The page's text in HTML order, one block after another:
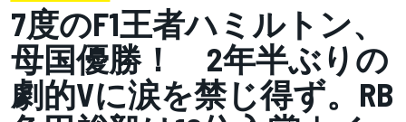
7度のF1王者ハミルトン、
母国優勝！ 2年半ぶりの
劇的Vに涙を禁じ得ず。RB